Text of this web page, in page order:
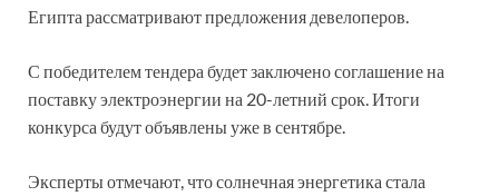
Египта рассматривают предложения девелоперов.
С победителем тендера будет заключено соглашение на
поставку электроэнергии на 20-летний срок. Итоги
конкурса будут объявлены уже в сентябре.
Эксперты отмечают, что солнечная энергетика стала